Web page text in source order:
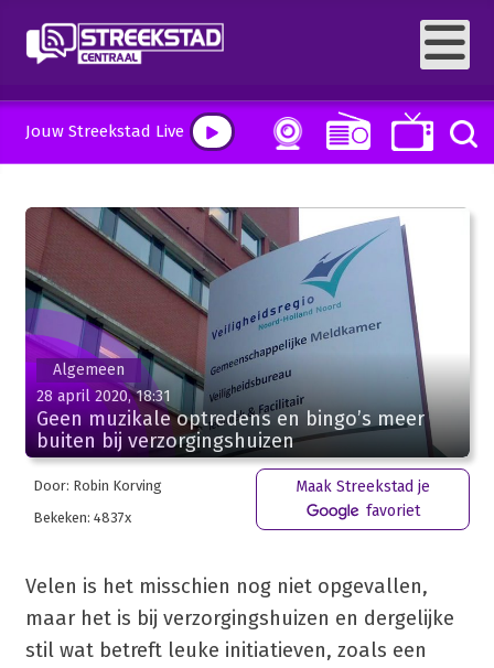
Jouw Streekstad Live
Algemeen
28 april 2020, 18:31
Geen muzikale optredens en bingo’s meer
buiten bij verzorgingshuizen
Door: Robin Korving
Bekeken: 4837x
Maak Streekstad je
favoriet
Velen is het misschien nog niet opgevallen,
maar het is bij verzorgingshuizen en dergelijke
stil wat betreft leuke initiatieven, zoals een